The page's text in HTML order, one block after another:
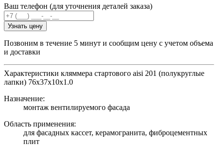
Ваш телефон (для уточнения деталей заказа)
Узнать цену
Позвоним в течение 5 минут и сообщим цену с учетом объема
и доставки
Характеристики кляммера стартового aisi 201 (полукруглые
лапки) 76х37х10x1.0
Назначение:
монтаж вентилируемого фасада
Область применения:
для фасадных кассет, керамогранита, фиброцементных
плит